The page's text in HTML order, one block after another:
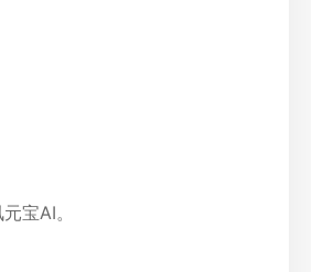
宝AI。